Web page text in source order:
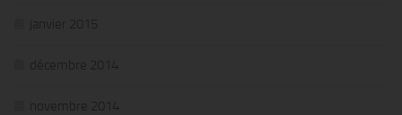
janvier 2015
décembre 2014
novembre 2014